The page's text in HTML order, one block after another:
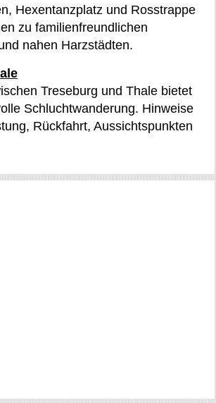
Hexentanzplatz und Rosstrappe
zu familienfreundlichen
nahen Harzstädten.
Treseburg und Thale bietet
Schluchtwanderung. Hinweise
Rückfahrt, Aussichtspunkten